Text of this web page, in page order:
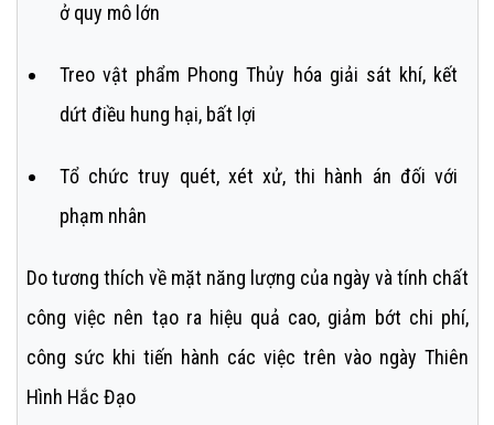
ở quy mô lớn
Treo vật phẩm Phong Thủy hóa giải sát khí, kết
dứt điều hung hại, bất lợi
Tổ chức truy quét, xét xử, thi hành án đối với
phạm nhân
Do tương thích về mặt năng lượng của ngày và tính chất
công việc nên tạo ra hiệu quả cao, giảm bớt chi phí,
công sức khi tiến hành các việc trên vào ngày Thiên
Hình Hắc Đạo